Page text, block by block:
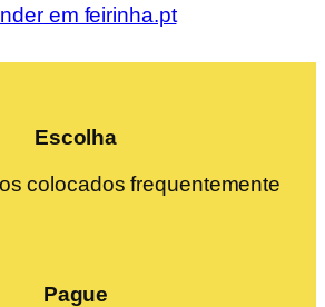
em feirinha.pt
Escolha
colocados frequentemente
Pague